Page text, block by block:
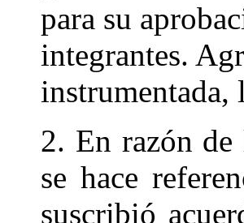
para su
integrantes.
instrumentada,
2. En razón de
se hace
suscribió